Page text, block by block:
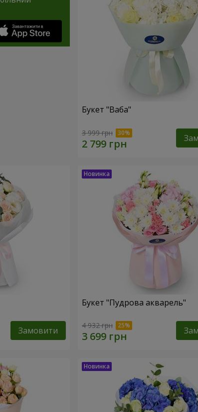
Букет "Ваба"
3 999 грн
Замовити
Букет "Пудрова акварель"
4 932 грн